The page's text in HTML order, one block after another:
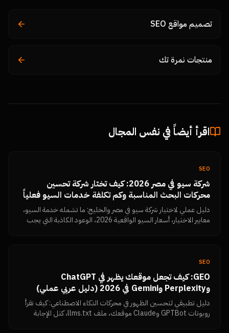
تصميم مواقع SEO
منتجات نمرة تك
اقرأ أيضاً في نفس المجال
SEO
شركة سيو في مصر 2026: كيف تختار شركة تحسين
محركات البحث المناسبة وكم تكلفة خدمات السيو فعلياً
دليل عملي لاختيار شركة سيو في مصر والخليج: ما تشمله خدمة السيو،
معايير الاختيار، أسعار السيو الواقعية 2026، الوعود الكاذبة التي يجب
SEO
GEO: كيف تجعل موقعك يظهر في ChatGPT
وPerplexity وGemini في 2026 (دليل عربي عملي)
دليل تطبيقي لتحسين الظهور في محركات الذكاء الاصطناعي: كيف تقرأ
روبوتات GPTBot وClaude موقعك، ملف llms.txt، كتل الإجابة